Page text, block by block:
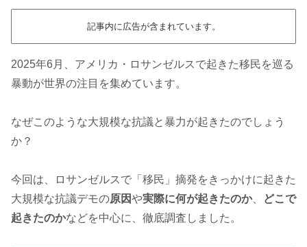
記事内に広告が含まれています。
2025年6月、アメリカ・ロサンゼルスで起きた移民を巡る
暴動が世界の注目を集めています。
なぜこのような大規模な抗議と暴力が起きたのでしょう
か？
今回は、ロサンゼルスで「移民」摘発をきっかけに起きた
大規模な抗議デモの原因や実際に何が起きたのか、
どこで
起きたのかなどを中心に、徹底調査しました。